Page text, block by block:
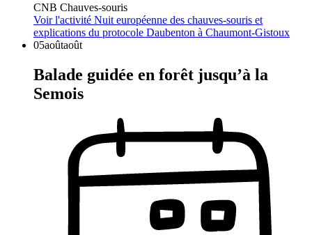
CNB Chauves-souris
Voir l'activité Nuit européenne des chauves-souris et
explications du protocole Daubenton à Chaumont-Gistoux
05aoûtaoût
Balade guidée en forêt jusqu’à la
Semois